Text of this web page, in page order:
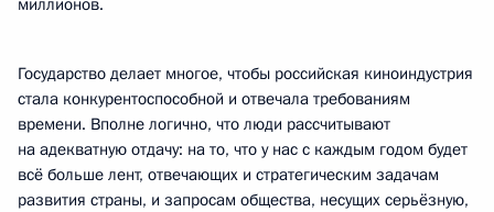
миллионов.
Государство делает многое, чтобы российская киноиндустрия
стала конкурентоспособной и отвечала требованиям
времени. Вполне логично, что люди рассчитывают
на адекватную отдачу: на то, что у нас с каждым годом будет
всё больше лент, отвечающих и стратегическим задачам
развития страны, и запросам общества, несущих серьёзную,